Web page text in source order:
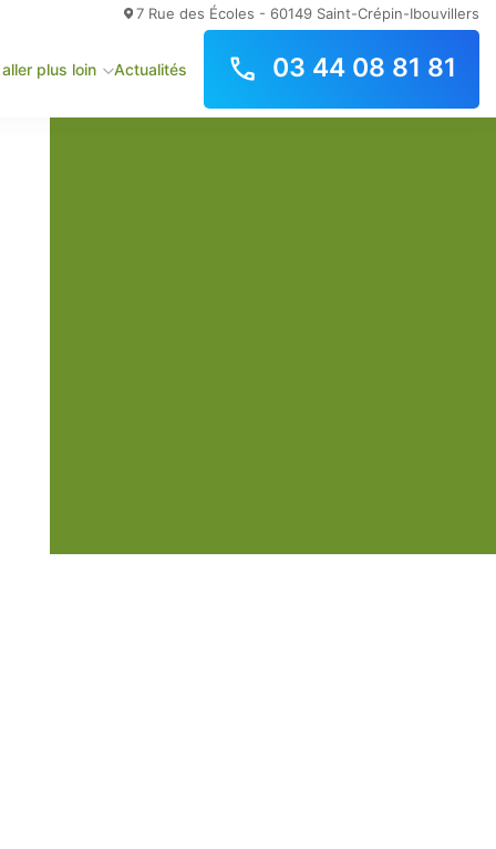
7 Rue des Écoles - 60149 Saint-Crépin-Ibouvillers
plus loin Actualités 03 44 08 81 81